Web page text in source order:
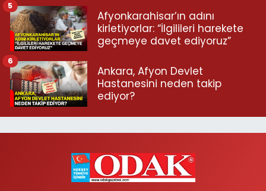
Afyonkarahisar’ın adını
kirletiyorlar: “İlgilileri harekete
geçmeye davet ediyoruz”
5
Ankara, Afyon Devlet
Hastanesini neden takip
ediyor?
6